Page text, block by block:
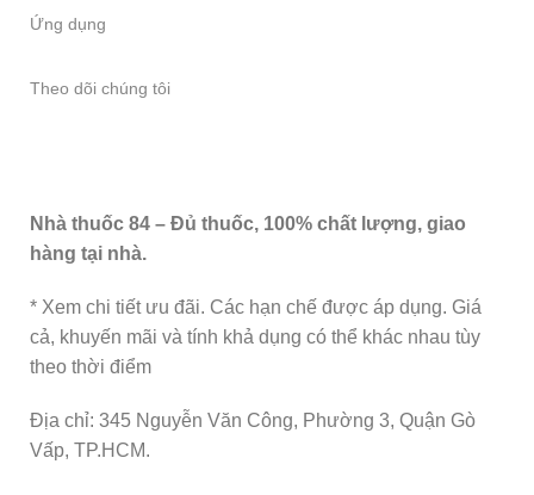
Ứng dụng
Theo dõi chúng tôi
Nhà thuốc 84 – Đủ thuốc, 100% chất lượng, giao
hàng tại nhà.
* Xem chi tiết ưu đãi. Các hạn chế được áp dụng. Giá
cả, khuyến mãi và tính khả dụng có thể khác nhau tùy
theo thời điểm
Địa chỉ: 345 Nguyễn Văn Công, Phường 3, Quận Gò
Vấp, TP.HCM.